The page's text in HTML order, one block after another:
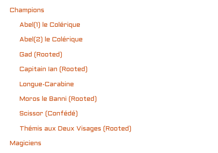
Champions
Abel(1) le Colérique
Abel(2) le Colérique
Gad (Rooted)
Capitain Ian (Rooted)
Longue-Carabine
Moros le Banni (Rooted)
Scissor (Confédé)
Thémis aux Deux Visages (Rooted)
Magiciens